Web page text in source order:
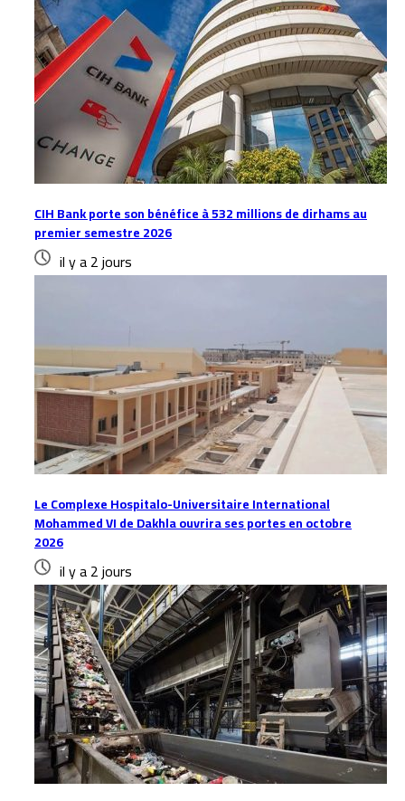
CIH Bank porte son bénéfice à 532 millions de dirhams au
premier semestre 2026
il y a 2 jours
Le Complexe Hospitalo-Universitaire International
Mohammed VI de Dakhla ouvrira ses portes en octobre
2026
il y a 2 jours